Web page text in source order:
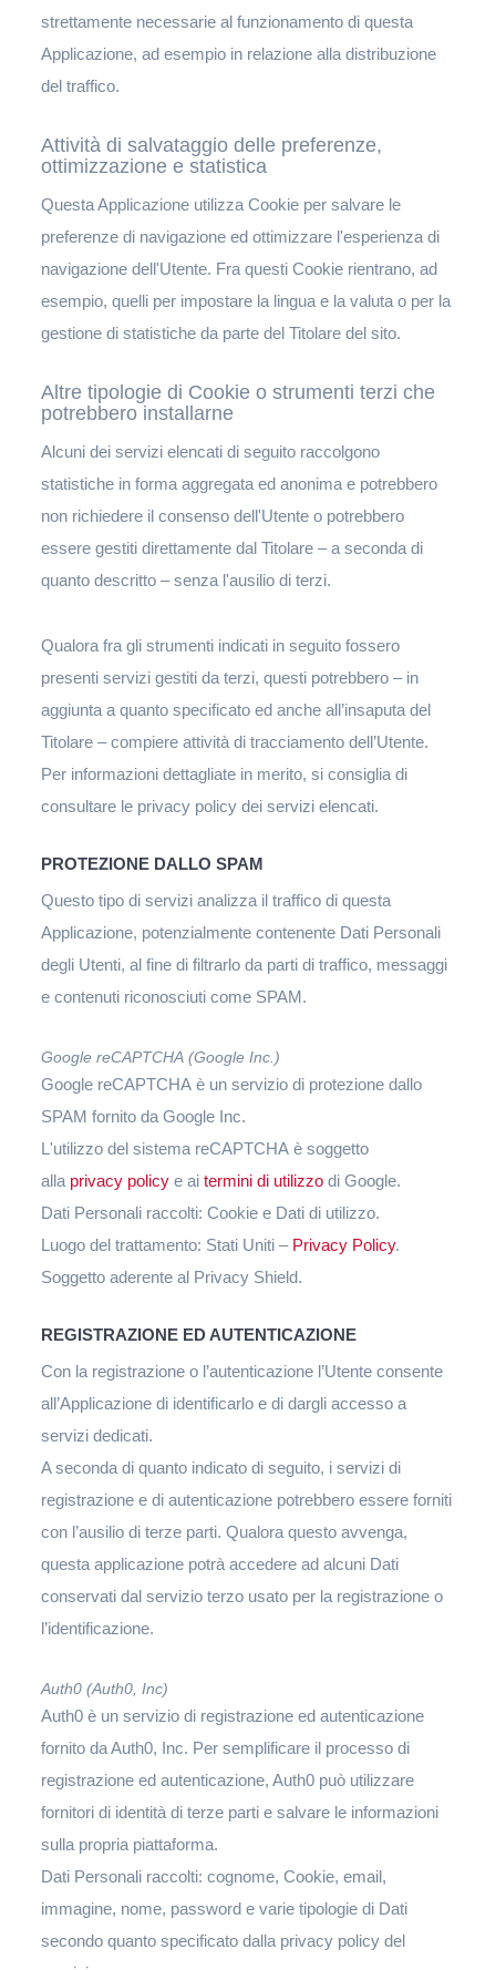
strettamente necessarie al funzionamento di questa
Applicazione, ad esempio in relazione alla distribuzione
del traffico.
Attività di salvataggio delle preferenze,
ottimizzazione e statistica
Questa Applicazione utilizza Cookie per salvare le
preferenze di navigazione ed ottimizzare l'esperienza di
navigazione dell'Utente. Fra questi Cookie rientrano, ad
esempio, quelli per impostare la lingua e la valuta o per la
gestione di statistiche da parte del Titolare del sito.
Altre tipologie di Cookie o strumenti terzi che
potrebbero installarne
Alcuni dei servizi elencati di seguito raccolgono
statistiche in forma aggregata ed anonima e potrebbero
non richiedere il consenso dell'Utente o potrebbero
essere gestiti direttamente dal Titolare – a seconda di
quanto descritto – senza l'ausilio di terzi.
Qualora fra gli strumenti indicati in seguito fossero
presenti servizi gestiti da terzi, questi potrebbero – in
aggiunta a quanto specificato ed anche all’insaputa del
Titolare – compiere attività di tracciamento dell’Utente.
Per informazioni dettagliate in merito, si consiglia di
consultare le privacy policy dei servizi elencati.
PROTEZIONE DALLO SPAM
Questo tipo di servizi analizza il traffico di questa
Applicazione, potenzialmente contenente Dati Personali
degli Utenti, al fine di filtrarlo da parti di traffico, messaggi
e contenuti riconosciuti come SPAM.
Google reCAPTCHA (Google Inc.)
Google reCAPTCHA è un servizio di protezione dallo
SPAM fornito da Google Inc.
L'utilizzo del sistema reCAPTCHA è soggetto
alla privacy policy e aitermini di utilizzo di Google.
Dati Personali raccolti: Cookie e Dati di utilizzo.
Luogo del trattamento: Stati Uniti – Privacy Policy.
Soggetto aderente al Privacy Shield.
REGISTRAZIONE ED AUTENTICAZIONE
Con la registrazione o l’autenticazione l’Utente consente
all’Applicazione di identificarlo e di dargli accesso a
servizi dedicati.
A seconda di quanto indicato di seguito, i servizi di
registrazione e di autenticazione potrebbero essere forniti
con l’ausilio di terze parti. Qualora questo avvenga,
questa applicazione potrà accedere ad alcuni Dati
conservati dal servizio terzo usato per la registrazione o
l’identificazione.
Auth0 (Auth0, Inc)
Auth0 è un servizio di registrazione ed autenticazione
fornito da Auth0, Inc. Per semplificare il processo di
registrazione ed autenticazione, Auth0 può utilizzare
fornitori di identità di terze parti e salvare le informazioni
sulla propria piattaforma.
Dati Personali raccolti: cognome, Cookie, email,
immagine, nome, password e varie tipologie di Dati
secondo quanto specificato dalla privacy policy del